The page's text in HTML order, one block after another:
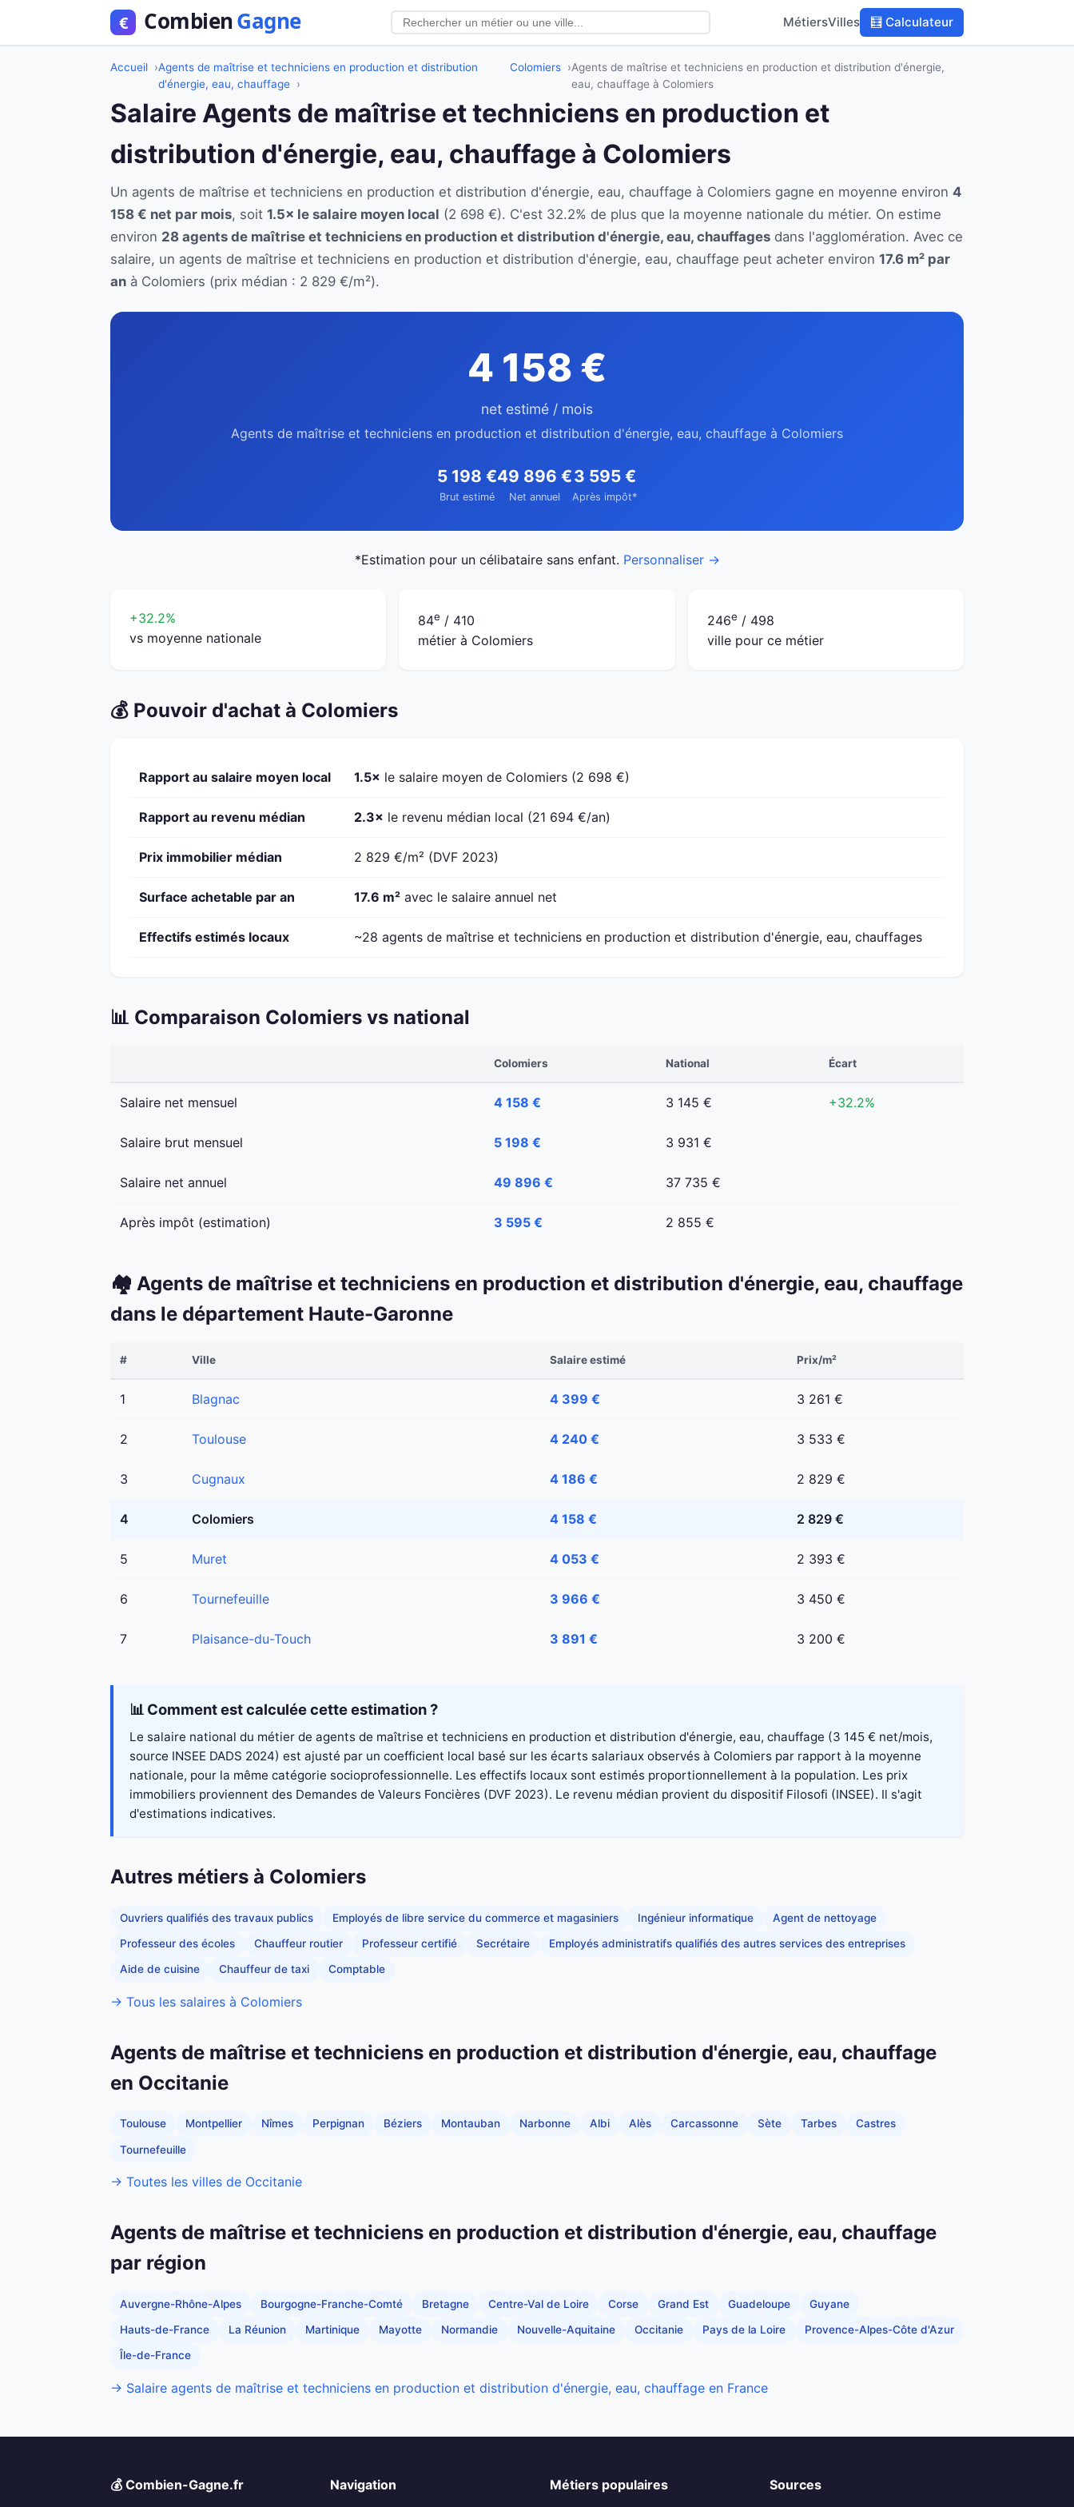
MétiersVilles 🧮 Calculateur
Accueil
Agents de maîtrise et techniciens en production et distribution
d'énergie, eau, chauffage
Colomiers
Agents de maîtrise et techniciens en production et distribution d'énergie,
eau, chauffage à Colomiers
Salaire Agents de maîtrise et techniciens en production et
distribution d'énergie, eau, chauffage à Colomiers
Un agents de maîtrise et techniciens en production et distribution d'énergie, eau, chauffage à Colomiers gagne en moyenne environ 4
158 € net par mois, soit 1.5× le salaire moyen local (2 698 €). C'est 32.2% de plus que la moyenne nationale du métier. On estime
environ 28 agents de maîtrise et techniciens en production et distribution d'énergie, eau, chauffages dans l'agglomération. Avec ce
salaire, un agents de maîtrise et techniciens en production et distribution d'énergie, eau, chauffage peut acheter environ 17.6 m² par
an à Colomiers (prix médian : 2 829 €/m²).
4 158 €
net estimé / mois
Agents de maîtrise et techniciens en production et distribution d'énergie, eau, chauffage à Colomiers
5 198 €
Brut estimé
49 896 €
Net annuel
3 595 €
Après impôt*
*Estimation pour un célibataire sans enfant. Personnaliser →
+32.2%
vs moyenne nationale
84e / 410
métier à Colomiers
246e / 498
ville pour ce métier
💰 Pouvoir d'achat à Colomiers
Rapport au salaire moyen local 1.5× le salaire moyen de Colomiers (2 698 €)
Rapport au revenu médian 2.3× le revenu médian local (21 694 €/an)
Prix immobilier médian 2 829 €/m² (DVF 2023)
Surface achetable par an 17.6 m² avec le salaire annuel net
Effectifs estimés locaux ~28 agents de maîtrise et techniciens en production et distribution d'énergie, eau, chauffages
📊 Comparaison Colomiers vs national
Colomiers National Écart
Salaire net mensuel 4 158 € 3 145 € +32.2%
Salaire brut mensuel 5 198 € 3 931 €
Salaire net annuel 49 896 € 37 735 €
Après impôt (estimation) 3 595 € 2 855 €
🏘️ Agents de maîtrise et techniciens en production et distribution d'énergie, eau, chauffage
dans le département Haute-Garonne
# Ville Salaire estimé Prix/m²
1 Blagnac 4 399 € 3 261 €
2 Toulouse 4 240 € 3 533 €
3 Cugnaux 4 186 € 2 829 €
4 Colomiers 4 158 € 2 829 €
5 Muret 4 053 € 2 393 €
6 Tournefeuille 3 966 € 3 450 €
7 Plaisance-du-Touch 3 891 € 3 200 €
📊 Comment est calculée cette estimation ?
Le salaire national du métier de agents de maîtrise et techniciens en production et distribution d'énergie, eau, chauffage (3 145 € net/mois,
source INSEE DADS 2024) est ajusté par un coefficient local basé sur les écarts salariaux observés à Colomiers par rapport à la moyenne
nationale, pour la même catégorie socioprofessionnelle. Les effectifs locaux sont estimés proportionnellement à la population. Les prix
immobiliers proviennent des Demandes de Valeurs Foncières (DVF 2023). Le revenu médian provient du dispositif Filosofi (INSEE). Il s'agit
d'estimations indicatives.
Autres métiers à Colomiers
Ouvriers qualifiés des travaux publics Employés de libre service du commerce et magasiniers Ingénieur informatique Agent de nettoyage
Professeur des écoles Chauffeur routier Professeur certifié Secrétaire Employés administratifs qualifiés des autres services des entreprises
Aide de cuisine Chauffeur de taxi Comptable
→ Tous les salaires à Colomiers
Agents de maîtrise et techniciens en production et distribution d'énergie, eau, chauffage
en Occitanie
Toulouse Montpellier Nîmes Perpignan Béziers Montauban Narbonne Albi Alès Carcassonne Sète Tarbes Castres
Tournefeuille
→ Toutes les villes de Occitanie
Agents de maîtrise et techniciens en production et distribution d'énergie, eau, chauffage
par région
Auvergne-Rhône-Alpes Bourgogne-Franche-Comté Bretagne Centre-Val de Loire Corse Grand Est Guadeloupe Guyane
Hauts-de-France La Réunion Martinique Mayotte Normandie Nouvelle-Aquitaine Occitanie Pays de la Loire Provence-Alpes-Côte d'Azur
Île-de-France
→ Salaire agents de maîtrise et techniciens en production et distribution d'énergie, eau, chauffage en France
💰 Combien-Gagne.fr
Navigation
Métiers populaires
Sources